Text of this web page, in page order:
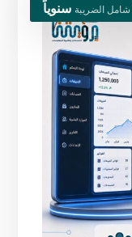
شامل الضريبة سنوياً